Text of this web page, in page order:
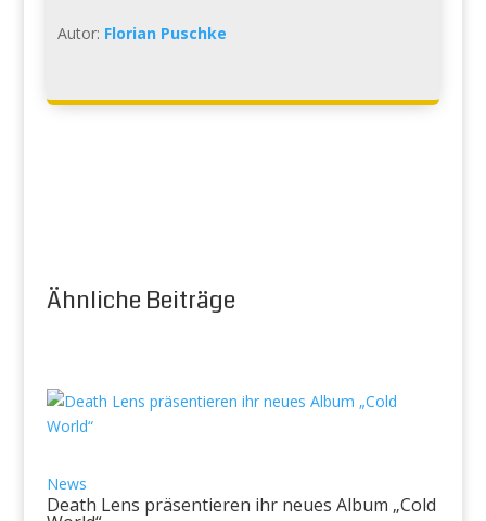
Autor: Florian Puschke
Ähnliche Beiträge
News
Death Lens präsentieren ihr neues Album „Cold